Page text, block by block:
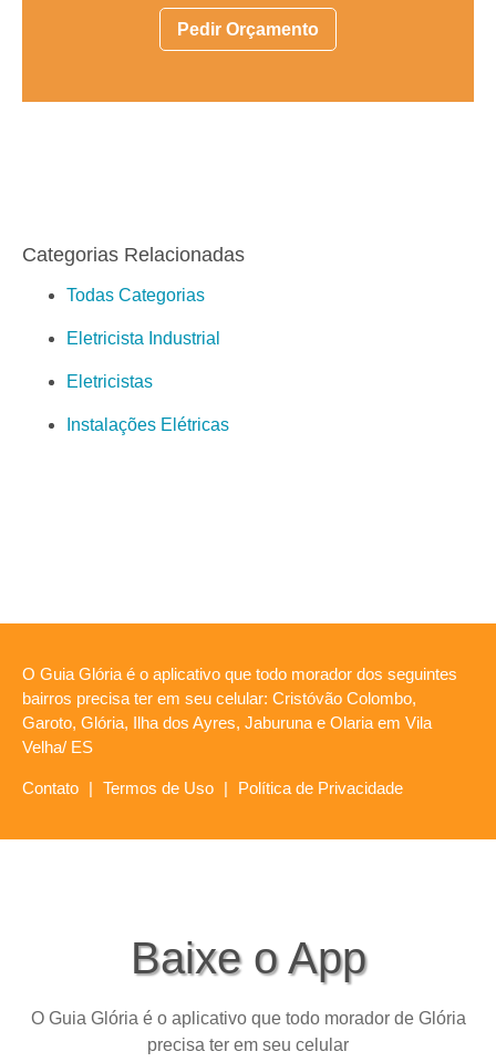
Pedir Orçamento
Categorias Relacionadas
Todas Categorias
Eletricista Industrial
Eletricistas
Instalações Elétricas
O Guia Glória é o aplicativo que todo morador dos seguintes
bairros precisa ter em seu celular: Cristóvão Colombo,
Garoto, Glória, Ilha dos Ayres, Jaburuna e Olaria em Vila
Velha/ ES
Contato | Termos de Uso | Política de Privacidade
Baixe o App
O Guia Glória é o aplicativo que todo morador de Glória
precisa ter em seu celular